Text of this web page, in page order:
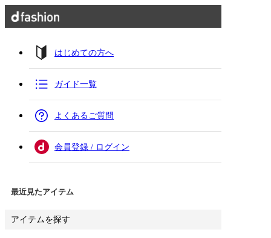
はじめての方へ
ガイド一覧
よくあるご質問
会員登録 / ログイン
最近見たアイテム
アイテムを探す